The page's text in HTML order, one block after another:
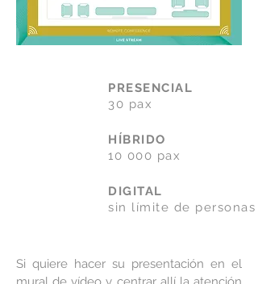
PRESENCIAL
30 pax
HÍBRIDO
10 000 pax
DIGITAL
sin límite de personas
Si quiere hacer su presentación en el